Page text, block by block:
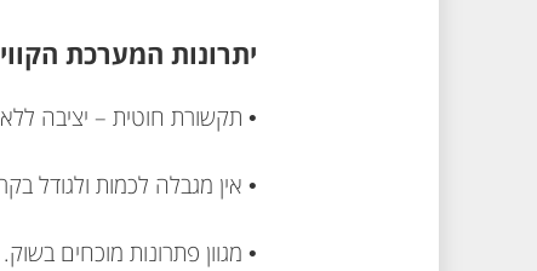
יתרונות המערכת
• תקשורת חוטית – יציבה
• אין מגבלה לכמות ולגודל
• מגוון פתרונות מוכחים בשוק.